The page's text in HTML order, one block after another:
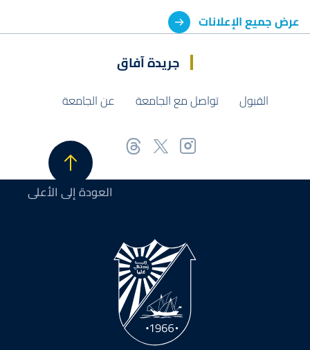
عرض جميع الإعلانات
جريدة آفاق
القبول تواصل مع الجامعة عن الجامعة
العودة إلى الأعلى